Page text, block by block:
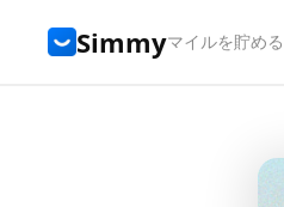
Simmyマイルを貯める